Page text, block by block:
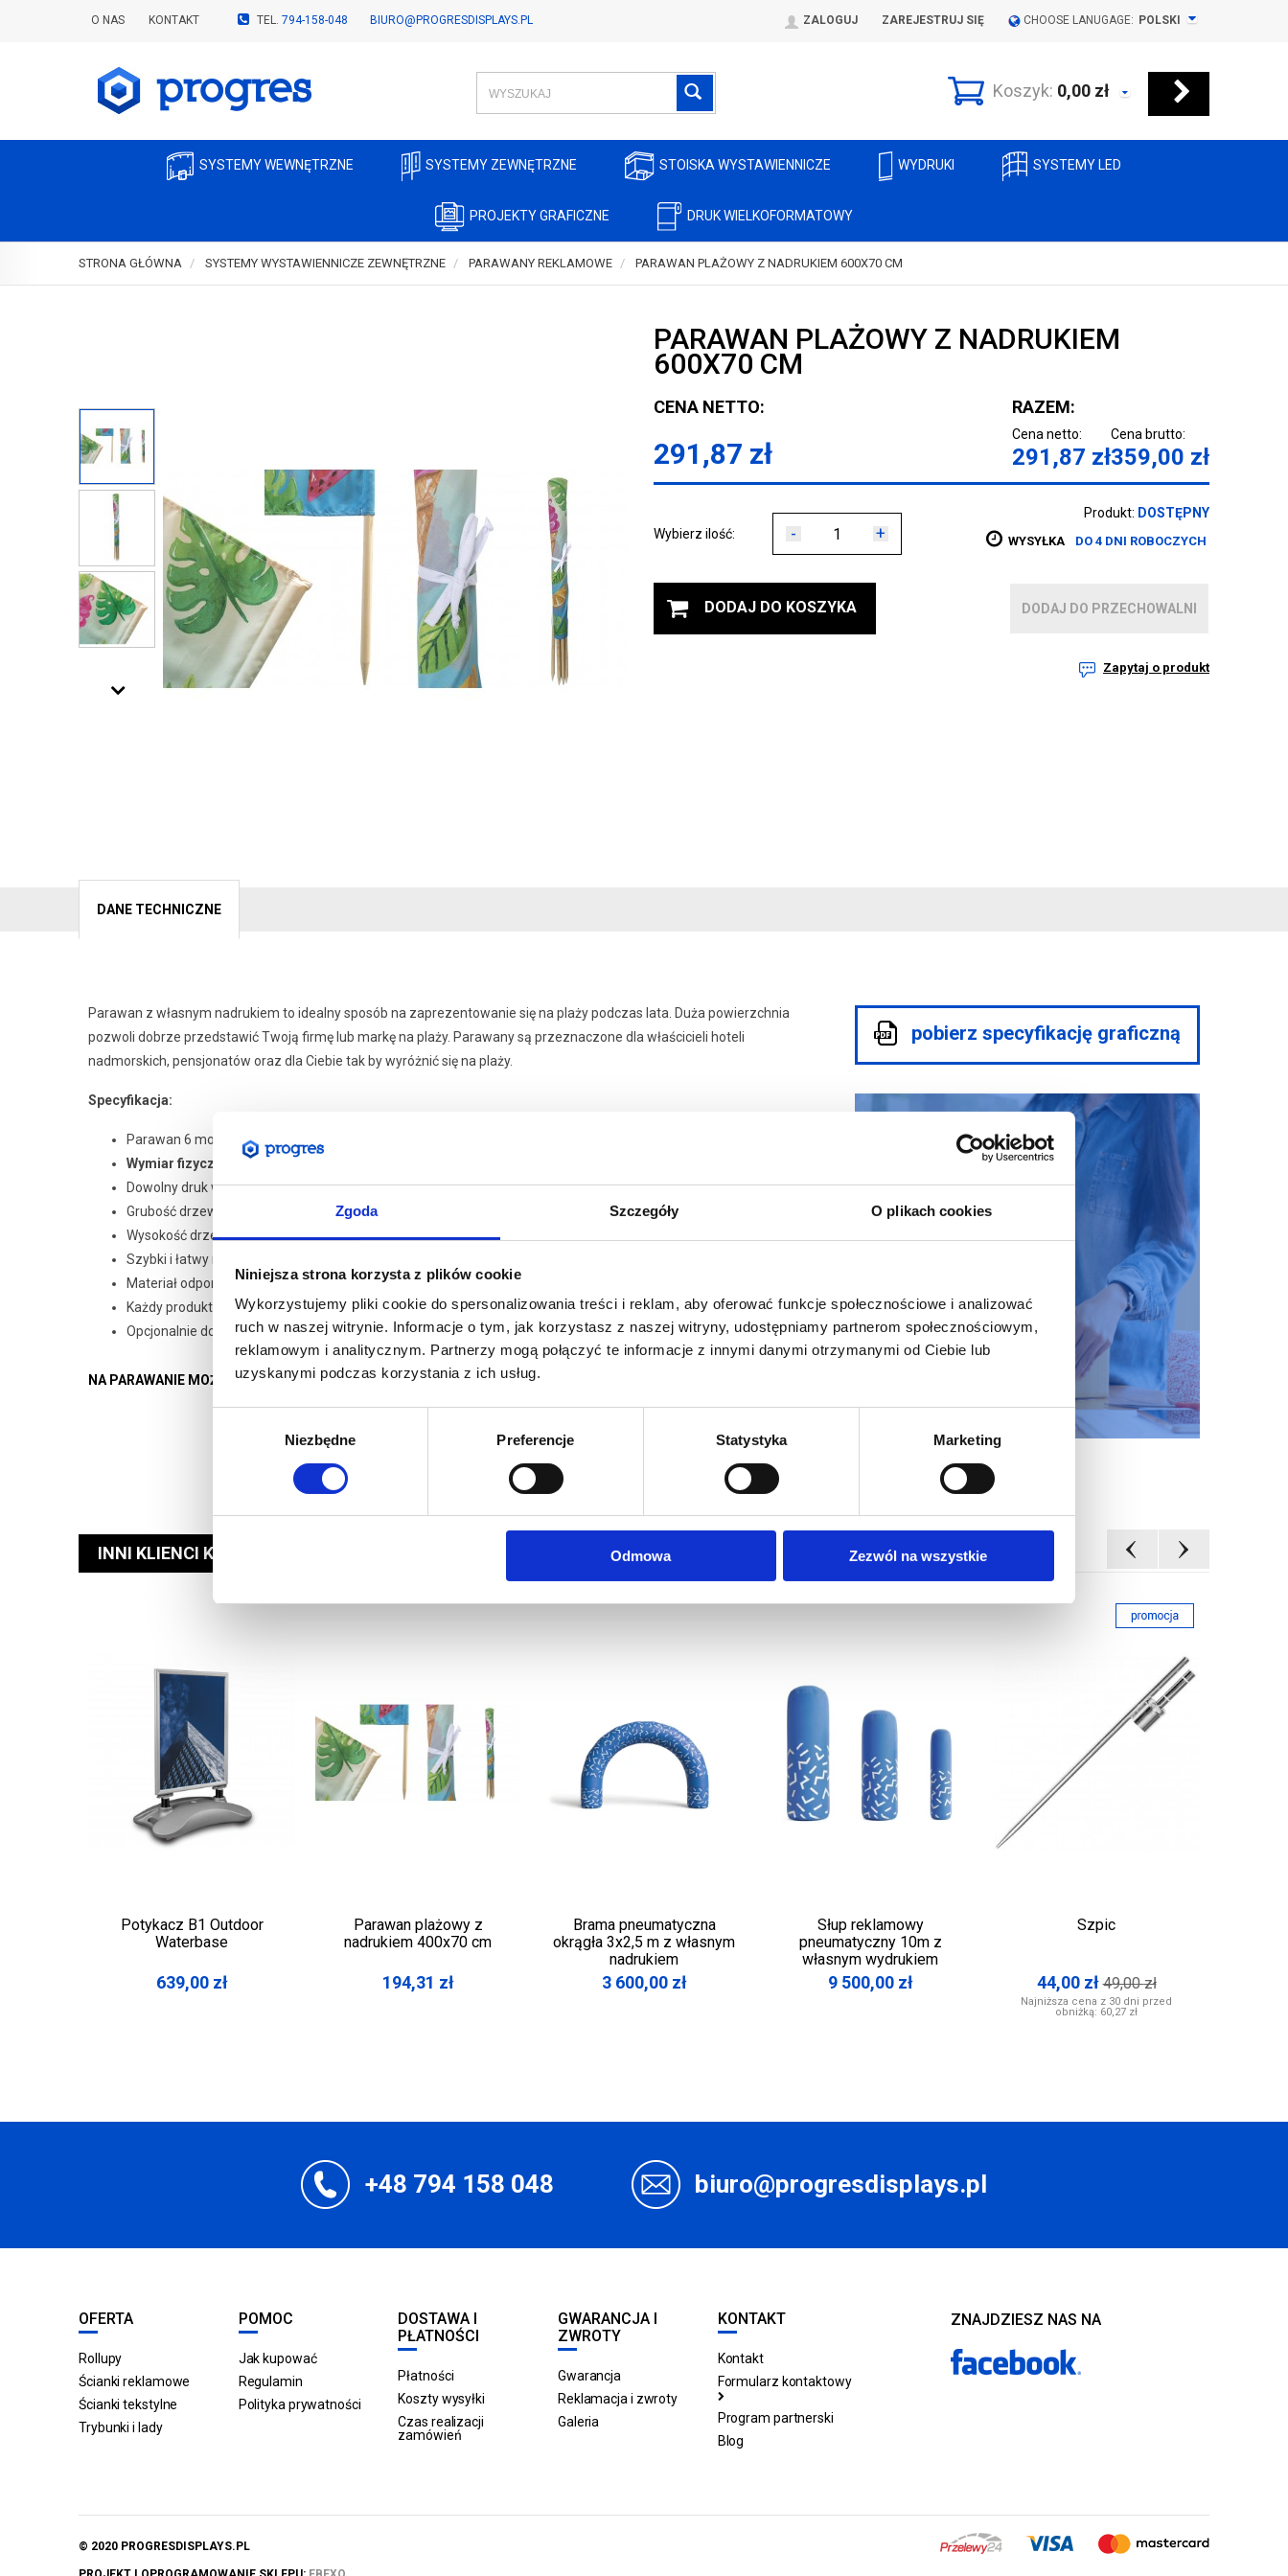
Zgoda Szczegóły O plikach cookies
Niniejsza strona korzysta z plików cookie
Wykorzystujemy pliki cookie do spersonalizowania treści i reklam, aby oferować funkcje społecznościowe i analizować
ruch w naszej witrynie. Informacje o tym, jak korzystasz z naszej witryny, udostępniamy partnerom społecznościowym,
reklamowym i analitycznym. Partnerzy mogą połączyć te informacje z innymi danymi otrzymanymi od Ciebie lub
uzyskanymi podczas korzystania z ich usług.
Niezbędne Preferencje Statystyka Marketing
Odmowa Zezwól na wszystkie
O NAS KONTAKT TEL. 794-158-048 BIURO@PROGRESDISPLAYS.PL ZALOGUJ ZAREJESTRUJ SIĘ CHOOSE LANUGAGE: POLSKI
Koszyk: 0,00 zł
SYSTEMY WEWNĘTRZNE SYSTEMY ZEWNĘTRZNE STOISKA WYSTAWIENNICZE WYDRUKI SYSTEMY LED
PROJEKTY GRAFICZNE DRUK WIELKOFORMATOWY
STRONA GŁÓWNA SYSTEMY WYSTAWIENNICZE ZEWNĘTRZNE PARAWANY REKLAMOWE PARAWAN PLAŻOWY Z NADRUKIEM 600X70 CM
PARAWAN PLAŻOWY Z NADRUKIEM
600X70 CM
CENA NETTO:
291,87 zł
RAZEM:
Cena netto:
291,87 zł
Cena brutto:
359,00 zł
Wybierz ilość: - +
Produkt: DOSTĘPNY
WYSYŁKA DO 4 DNI ROBOCZYCH
DODAJ DO KOSZYKA DODAJ DO PRZECHOWALNI
Zapytaj o produkt
DANE TECHNICZNE
Parawan z własnym nadrukiem to idealny sposób na zaprezentowanie się na plaży podczas lata. Duża powierzchnia
pozwoli dobrze przedstawić Twoją firmę lub markę na plaży. Parawany są przeznaczone dla właścicieli hoteli
nadmorskich, pensjonatów oraz dla Ciebie tak by wyróżnić się na plaży.
Specyfikacja:
Parawan 6 modułowy z 7 drzewcami bukowymi
Wymiar fizyczny parawanu: 600x70 cm
Dowolny druk wielokolorowy na tkaninie poliestrowej 165g/m2
Grubość drzewcy 20mm
Wysokość drzewcy 100 cm
Szybki i łatwy montaż
Materiał odporny na warunki atmosferyczne zapewniający idealnie nasycone kolory
Każdy produkt spakowany w dedykowany kartonik
Opcjonalnie dostępny pokrowiec wykonany na miarę
NA PARAWANIE MOŻEMY WYDRUKOWAĆ DOWOLNE ZDJĘCIE, GRAFIKĘ, LOGO LUB NAPISY.
pobierz specyfikację graficzną
INNI KLIENCI KUPILI RÓWNIEŻ
Potykacz B1 Outdoor
Waterbase
639,00 zł
Parawan plażowy z
nadrukiem 400x70 cm
194,31 zł
Brama pneumatyczna
okrągła 3x2,5 m z własnym
nadrukiem
3 600,00 zł
Słup reklamowy
pneumatyczny 10m z
własnym wydrukiem
9 500,00 zł
Szpic
44,00 zł 49,00zł
Najniższa cena z 30 dni przed
obniżką: 60,27 zł
+48 794 158 048 biuro@progresdisplays.pl
OFERTA
Rollupy
Ścianki reklamowe
Ścianki tekstylne
Trybunki i lady
POMOC
Jak kupować
Regulamin
Polityka prywatności
DOSTAWA I
PŁATNOŚCI
Płatności
Koszty wysyłki
Czas realizacji
zamówień
GWARANCJA I
ZWROTY
Gwarancja
Reklamacja i zwroty
Galeria
KONTAKT
Kontakt
Formularz kontaktowy
Program partnerski
Blog
ZNAJDZIESZ NAS NA
© 2020 PROGRESDISPLAYS.PL